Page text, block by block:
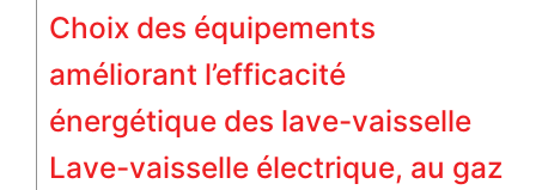
Choix des équipements
améliorant l’efficacité
énergétique des lave-vaisselle
Lave-vaisselle électrique, au gaz